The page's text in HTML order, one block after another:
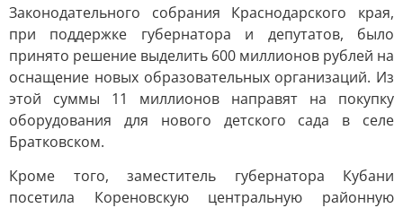
Законодательного собрания Краснодарского края,
при поддержке губернатора и депутатов, было
принято решение выделить 600 миллионов рублей на
оснащение новых образовательных организаций. Из
этой суммы 11 миллионов направят на покупку
оборудования для нового детского сада в селе
Братковском.
Кроме того, заместитель губернатора Кубани
посетила Кореновскую центральную районную